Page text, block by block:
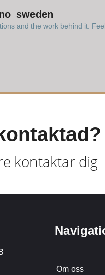
and the work behind it.
kontaktar dig
Om oss